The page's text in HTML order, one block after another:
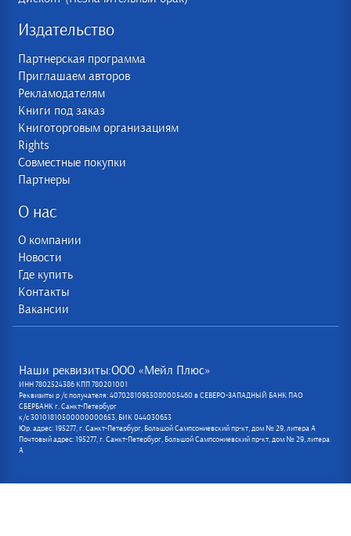
Издательство
Партнерская программа
Приглашаем авторов
Рекламодателям
Книги под заказ
Книготорговым организациям
Rights
Совместные покупки
Партнеры
О нас
О компании
Новости
Где купить
Контакты
Вакансии
Наши реквизиты:ООО «Мейл Плюс»
ИНН 7802524386 КПП 780201001
Реквизиты р /с получателя: 40702810955080005460 в СЕВЕРО-ЗАПАДНЫЙ БАНК ПАО
СБЕРБАНК г. Санкт-Петербург
к/с 30101810500000000653, БИК 044030653
Юр. адрес: 195277, г. Санкт-Петербург, Большой Сампсониевский пр-кт, дом № 29, литера А
Почтовый адрес: 195277, г. Санкт-Петербург, Большой Сампсониевский пр-кт, дом № 29, литера
А